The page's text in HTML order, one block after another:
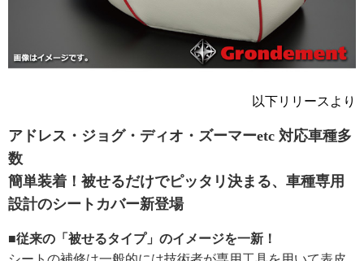
以下リリースより
アドレス・ジョグ・ディオ・ズーマーetc 対応車種多
数
簡単装着！被せるだけでピッタリ決まる、車種専用
設計のシートカバー新登場
■従来の「被せるタイプ」のイメージを一新！